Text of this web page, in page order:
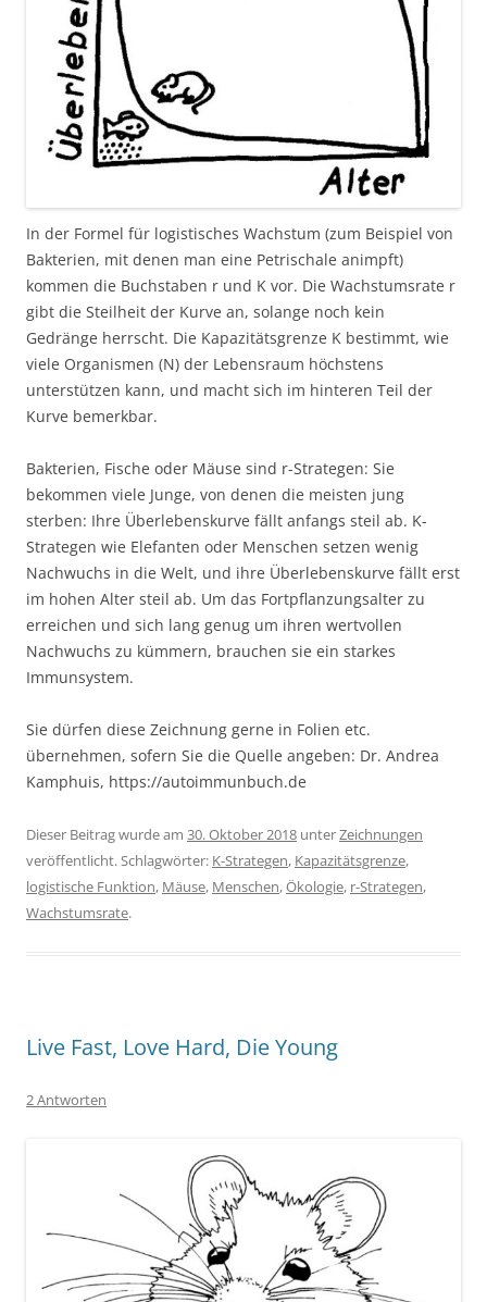
In der Formel für logistisches Wachstum (zum Beispiel von
Bakterien, mit denen man eine Petrischale animpft)
kommen die Buchstaben r und K vor. Die Wachstumsrate r
gibt die Steilheit der Kurve an, solange noch kein
Gedränge herrscht. Die Kapazitätsgrenze K bestimmt, wie
viele Organismen (N) der Lebensraum höchstens
unterstützen kann, und macht sich im hinteren Teil der
Kurve bemerkbar.
Bakterien, Fische oder Mäuse sind r-Strategen: Sie
bekommen viele Junge, von denen die meisten jung
sterben: Ihre Überlebenskurve fällt anfangs steil ab. K-
Strategen wie Elefanten oder Menschen setzen wenig
Nachwuchs in die Welt, und ihre Überlebenskurve fällt erst
im hohen Alter steil ab. Um das Fortpflanzungsalter zu
erreichen und sich lang genug um ihren wertvollen
Nachwuchs zu kümmern, brauchen sie ein starkes
Immunsystem.
Sie dürfen diese Zeichnung gerne in Folien etc.
übernehmen, sofern Sie die Quelle angeben: Dr. Andrea
Kamphuis, https://autoimmunbuch.de
Dieser Beitrag wurde am 30. Oktober 2018 unterZeichnungen
veröffentlicht. Schlagwörter: K-Strategen, Kapazitätsgrenze,
logistische Funktion, Mäuse, Menschen,Ökologie, r-Strategen,
Wachstumsrate.
Live Fast, Love Hard, Die Young
2 Antworten